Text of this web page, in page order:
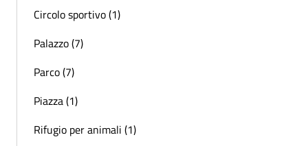
Circolo sportivo (1)
Palazzo (7)
Parco (7)
Piazza (1)
Rifugio per animali (1)